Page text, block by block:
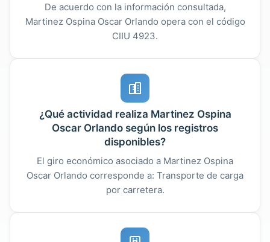
De acuerdo con la información consultada,
Martinez Ospina Oscar Orlando opera con el código
CIIU 4923.
¿Qué actividad realiza Martinez Ospina
Oscar Orlando según los registros
disponibles?
El giro económico asociado a Martinez Ospina
Oscar Orlando corresponde a: Transporte de carga
por carretera.